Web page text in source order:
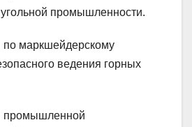
угольной промышленности.
по маркшейдерскому
ведения горных
промышленной